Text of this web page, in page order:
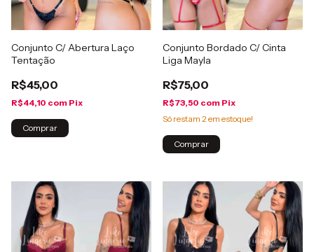
Conjunto C/ Abertura Laço
Tentação
R$45,00
R$44,10 com Pix
Comprar
Conjunto Bordado C/ Cinta
Liga Mayla
R$75,00
R$73,50 com Pix
Só restam 2 em estoque!
Comprar